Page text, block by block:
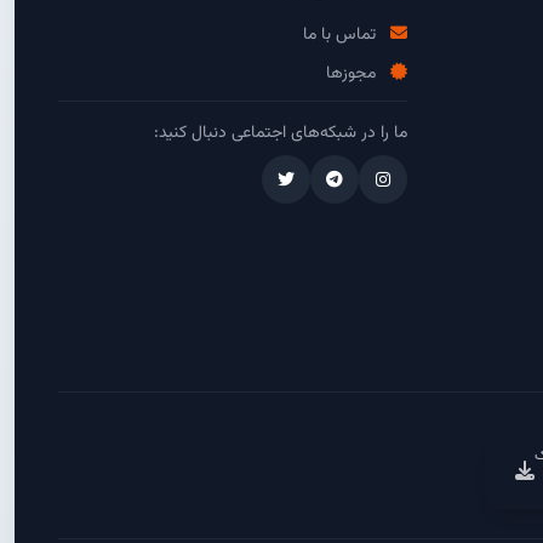
تماس با ما
مجوزها
ما را در شبکه‌های اجتماعی دنبال کنید: